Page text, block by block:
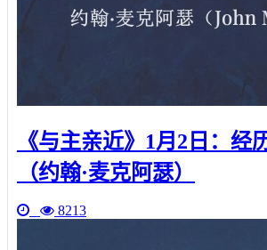
《与主亲近》1月2日：经
（约翰·麦克阿瑟）
8213